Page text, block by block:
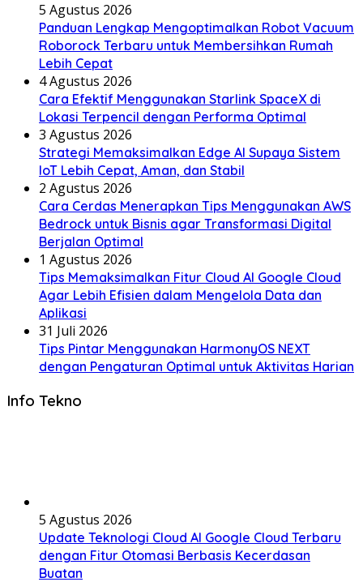
5 Agustus 2026
Panduan Lengkap Mengoptimalkan Robot Vacuum
Roborock Terbaru untuk Membersihkan Rumah
Lebih Cepat
4 Agustus 2026
Cara Efektif Menggunakan Starlink SpaceX di
Lokasi Terpencil dengan Performa Optimal
3 Agustus 2026
Strategi Memaksimalkan Edge AI Supaya Sistem
IoT Lebih Cepat, Aman, dan Stabil
2 Agustus 2026
Cara Cerdas Menerapkan Tips Menggunakan AWS
Bedrock untuk Bisnis agar Transformasi Digital
Berjalan Optimal
1 Agustus 2026
Tips Memaksimalkan Fitur Cloud AI Google Cloud
Agar Lebih Efisien dalam Mengelola Data dan
Aplikasi
31 Juli 2026
Tips Pintar Menggunakan HarmonyOS NEXT
dengan Pengaturan Optimal untuk Aktivitas Harian
Info Tekno
5 Agustus 2026
Update Teknologi Cloud AI Google Cloud Terbaru
dengan Fitur Otomasi Berbasis Kecerdasan
Buatan